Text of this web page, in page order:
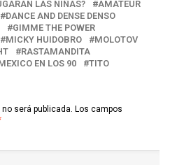
LAS NIÑAS?
AMATEUR
DANCE AND DENSE DENSO
GIMME THE POWER
MICKY HUIDOBRO
MOLOTOV
RASTAMANDITA
EN LOS 90
TITO
será publicada. Los campos